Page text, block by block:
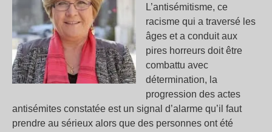
L’antisémitisme, ce
racisme qui a traversé les
âges et a conduit aux
pires horreurs doit être
combattu avec
détermination, la
progression des actes
antisémites constatée est un signal d’alarme qu’il faut
prendre au sérieux alors que des personnes ont été